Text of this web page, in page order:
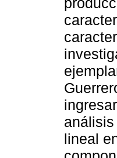
lineal